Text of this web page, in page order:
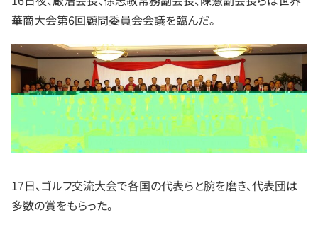
華商大会第6回顧問委員会会議を臨んだ。
17日、ゴルフ交流大会で各国の代表らと腕を磨き、代表団は
多数の賞をもらった。